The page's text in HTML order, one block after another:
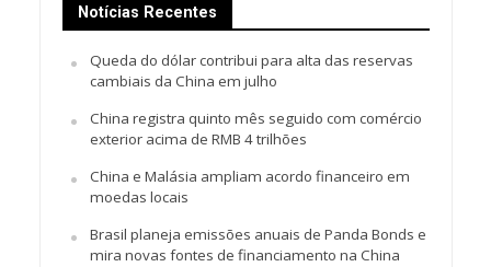
Notícias Recentes
Queda do dólar contribui para alta das reservas
cambiais da China em julho
China registra quinto mês seguido com comércio
exterior acima de RMB 4 trilhões
China e Malásia ampliam acordo financeiro em
moedas locais
Brasil planeja emissões anuais de Panda Bonds e
mira novas fontes de financiamento na China